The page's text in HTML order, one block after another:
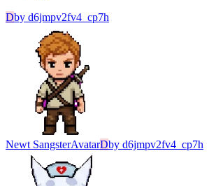
Dby d6jmpv2fv4_cp7h
Newt SangsterAvatarDby d6jmpv2fv4_cp7h